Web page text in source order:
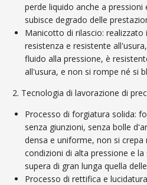
perde liquido anche a
subisce degrado delle
Manicotto di rilascio:
resistenza e resistente
fluido alla pressione, è
all'usura, e non si rompe né si
2. Tecnologia di lavorazione di
Processo di forgiatura solida:
senza giunzioni, senza bolle
densa e uniforme, non si crepa
condizioni di alta pressione e
supera di gran lunga quella
Processo di rettifica e